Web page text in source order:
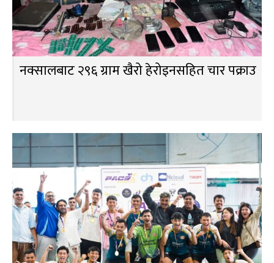
नक्सालबाट २९६ ग्राम खैरो हेरोइनसहित चार पक्राउ